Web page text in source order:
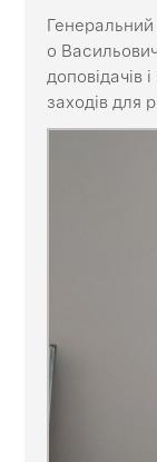
о
доповідачів
заходів для